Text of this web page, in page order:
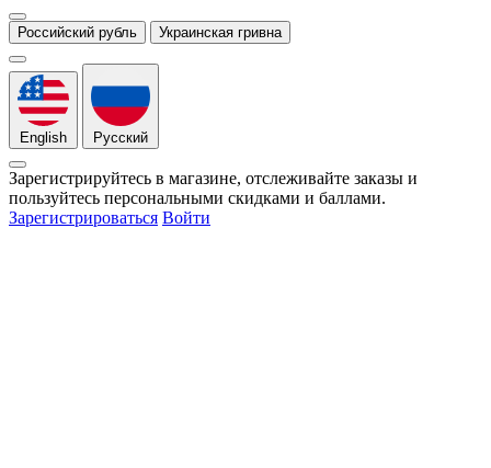
Российский рубль Украинская гривна
English Русский
Зарегистрируйтесь в магазине, отслеживайте заказы и
пользуйтесь персональными скидками и баллами.
Зарегистрироваться Войти